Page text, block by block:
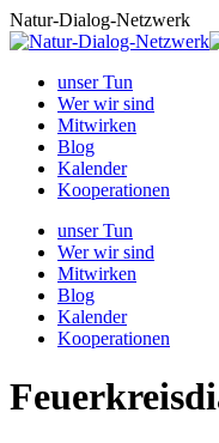
Zum
Inhalt
Natur-Dialog-Netzwerk
unser Tun
Wer wir sind
Mitwirken
Blog
Kalender
Kooperationen
unser Tun
Wer wir sind
Mitwirken
Blog
Kalender
Kooperationen